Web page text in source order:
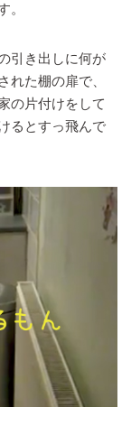
。
引き出しに何が
れた棚の扉で、
の片付けをして
るとすっ飛んで